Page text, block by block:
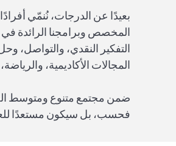
بعيدًا عن الدرجات، نُنمّي
المخصص وبرامجنا الرائدة
التفكير النقدي، والتواصل،
المجالات الأكاديمية،
ضمن مجتمع متنوع ومتوسط
فحسب، بل سيكون مستعدًا